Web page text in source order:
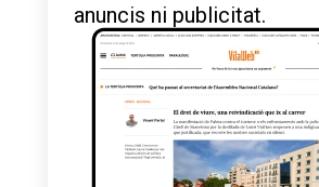
anuncis ni publicitat.